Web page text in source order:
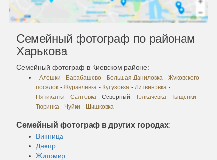
Семейный фотограф по районам
Харькова
Семейный фотограф в Киевском районе:
- Алешки - Барабашово - Большая Даниловка - Жуковского
поселок - Журавлевка - Кутузовка - Литвиновка -
Пятихатки - Салтовка - Северный - Толкачевка - Тыщенки -
Тюринка - Чуйки - Шишковка
Семейный фотограф в других городах:
Винница
Днепр
Житомир